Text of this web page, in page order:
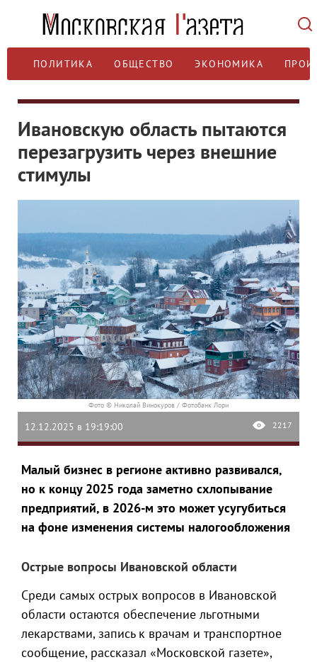
ПОЛИТИКА ОБЩЕСТВО ЭКОНОМИКА
Ивановскую область пытаются
перезагрузить через внешние
стимулы
Фото © Николай Винокуров / Фотобанк Лори
12.12.2025 в 19:19:00 2217
Малый бизнес в регионе активно развивался,
но к концу 2025 года заметно схлопывание
предприятий, в 2026-м это может усугубиться
на фоне изменения системы налогообложения
Острые вопросы Ивановской области
Среди самых острых вопросов в Ивановской
области остаются обеспечение льготными
лекарствами, запись к врачам и транспортное
сообщение, рассказал «Московской газете»,